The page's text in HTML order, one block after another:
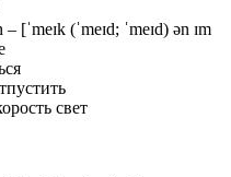
[ˈmeɪk (ˈmeɪd; ˈmeɪd) ən ɪm
свет